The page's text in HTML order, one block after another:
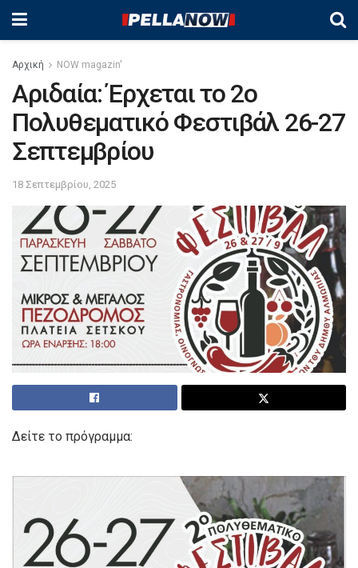
Αρχική NOW magazin'
Αριδαία: Έρχεται το 2ο
Πολυθεματικό Φεστιβάλ 26-27
Σεπτεμβρίου
18 Σεπτεμβρίου, 2025
Δείτε το πρόγραμμα: